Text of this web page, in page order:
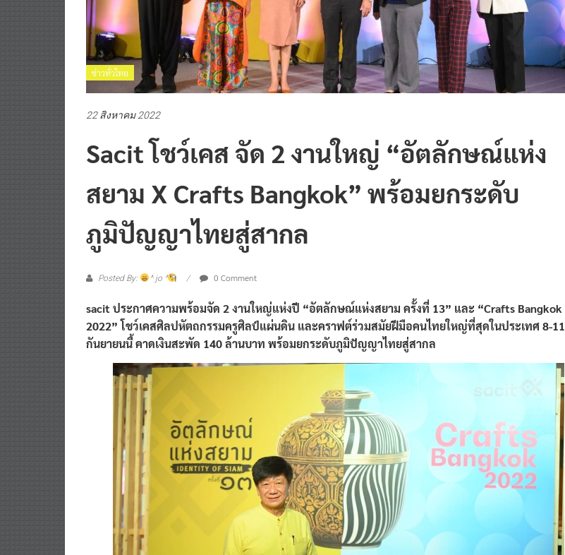
ข่าวทั่วไทย
22 สิงหาคม 2022
Sacit โชว์เคส จัด 2 งานใหญ่ “อัตลักษณ์แห่ง
สยาม X Crafts Bangkok” พร้อมยกระดับ
ภูมิปัญญาไทยสู่สากล
Posted By: ^ jo ^ 0 Comment
sacit ประกาศความพร้อมจัด 2 งานใหญ่แห่งปี “อัตลักษณ์แห่งสยาม ครั้งที่ 13” และ “Crafts Bangkok
2022” โชว์เคสศิลปหัตถกรรมครูศิลป์แผ่นดิน และคราฟต์ร่วมสมัยฝีมือคนไทยใหญ่ที่สุดในประเทศ 8-11
กันยายนนี้ คาดเงินสะพัด 140 ล้านบาท พร้อมยกระดับภูมิปัญญาไทยสู่สากล